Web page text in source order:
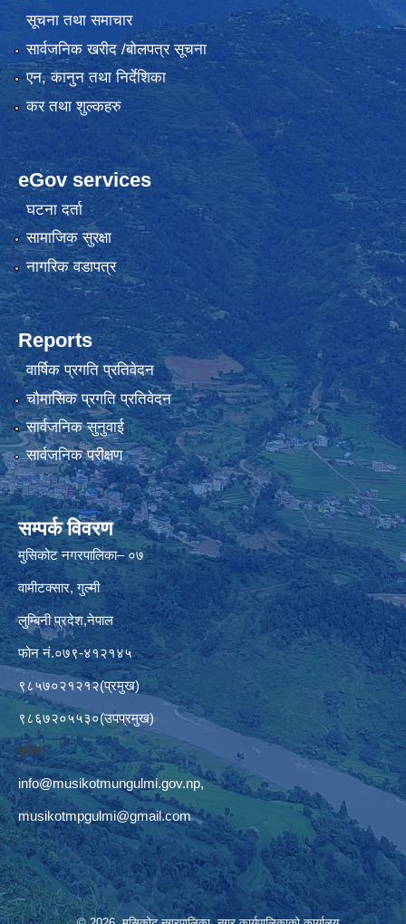
सूचना तथा समाचार
सार्वजनिक खरीद /बोलपत्र सूचना
एन, कानुन तथा निर्देशिका
कर तथा शुल्कहरु
eGov services
घटना दर्ता
सामाजिक सुरक्षा
नागरिक वडापत्र
Reports
वार्षिक प्रगति प्रतिवेदन
चौमासिक प्रगति प्रतिवेदन
सार्वजनिक सुनुवाई
सार्वजनिक परीक्षण
सम्पर्क विवरण
मुसिकोट नगरपालिका– ०७
वामीटक्सार, गुल्मी
लुम्बिनी प्रदेश,नेपाल
फोन नं.०७९-४१२१४५
९८५७०२१२१२(प्रमुख)
९८६७२०५५३०(उपप्रमुख)
इमेलः–
info@musikotmungulmi.gov.np,
musikotmpgulmi@gmail.com